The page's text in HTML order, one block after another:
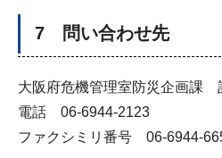
7 問い合わせ先
大阪府危機管理室防災企画課
電話 06-6944-2123
ファクシミリ番号 06-6944-